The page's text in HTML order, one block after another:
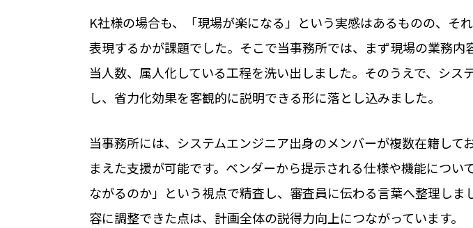
K社様の場合も、「現場が楽になる」という実感はあるものの、そ
表現するかが課題でした。そこで当事務所では、まず現場の業務内
当人数、属人化している工程を洗い出しました。そのうえで、シス
し、省力化効果を客観的に説明できる形に落とし込みました。
当事務所には、システムエンジニア出身のメンバーが複数在籍して
まえた支援が可能です。ベンダーから提示される仕様や機能につい
ながるのか」という視点で精査し、審査員に伝わる言葉へ整理しま
容に調整できた点は、計画全体の説得力向上につながっています。